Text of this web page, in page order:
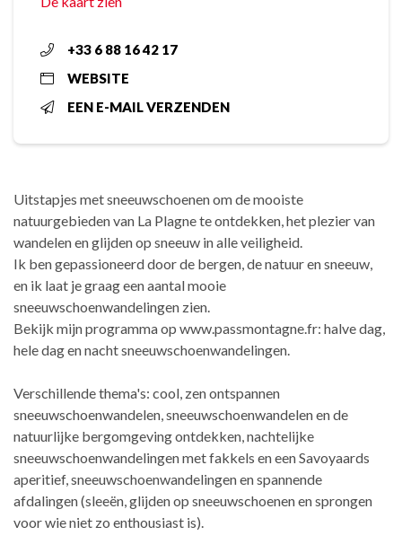
+33 6 88 16 42 17
WEBSITE
EEN E-MAIL VERZENDEN
Uitstapjes met sneeuwschoenen om de mooiste
natuurgebieden van La Plagne te ontdekken, het plezier van
wandelen en glijden op sneeuw in alle veiligheid.
Ik ben gepassioneerd door de bergen, de natuur en sneeuw,
en ik laat je graag een aantal mooie
sneeuwschoenwandelingen zien.
Bekijk mijn programma op www.passmontagne.fr: halve dag,
hele dag en nacht sneeuwschoenwandelingen.
Verschillende thema's: cool, zen ontspannen
sneeuwschoenwandelen, sneeuwschoenwandelen en de
natuurlijke bergomgeving ontdekken, nachtelijke
sneeuwschoenwandelingen met fakkels en een Savoyaards
aperitief, sneeuwschoenwandelingen en spannende
afdalingen (sleeën, glijden op sneeuwschoenen en sprongen
voor wie niet zo enthousiast is).